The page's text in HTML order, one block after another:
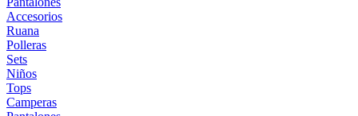
Accesorios
Ruana
Polleras
Sets
Niños
Tops
Camperas